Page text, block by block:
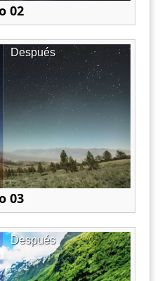
02
Después
03
Después